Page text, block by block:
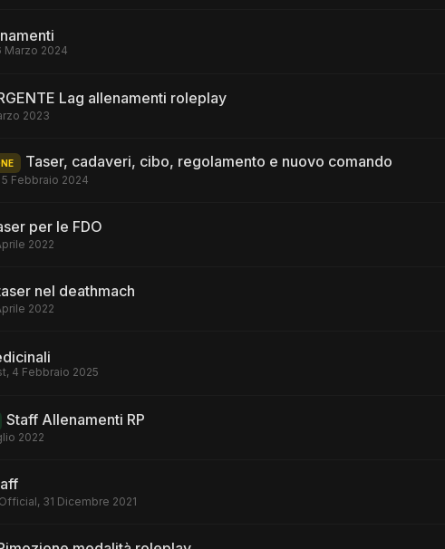
Marzo 2024
Lag allenamenti roleplay
2023
Taser, cadaveri, cibo, regolamento e nuovo comando
5 Febbraio 2024
per le FDO
2022
nel deathmach
2022
, 4 Febbraio 2025
Staff Allenamenti RP
2022
, 31 Dicembre 2021